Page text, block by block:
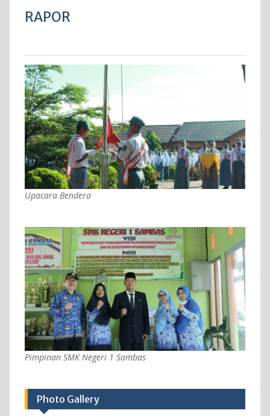
RAPOR
Upacara Bendera
Pimpinan SMK Negeri 1 Sambas
Photo Gallery